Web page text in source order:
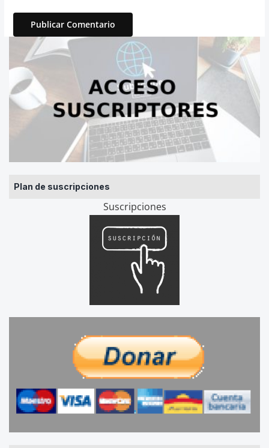
Plan de suscripciones
Suscripciones